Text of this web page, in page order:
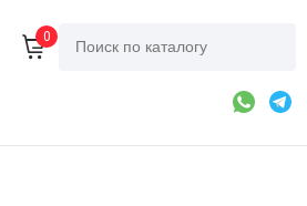
0